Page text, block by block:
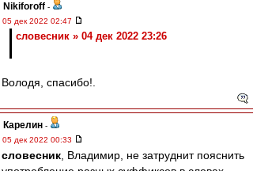
Nikiforoff -
05 дек 2022 02:47
словесник » 04 дек 2022 23:26
Володя, спасибо!.
Карелин -
05 дек 2022 00:33
словесник , Владимир, не затруднит пояснить